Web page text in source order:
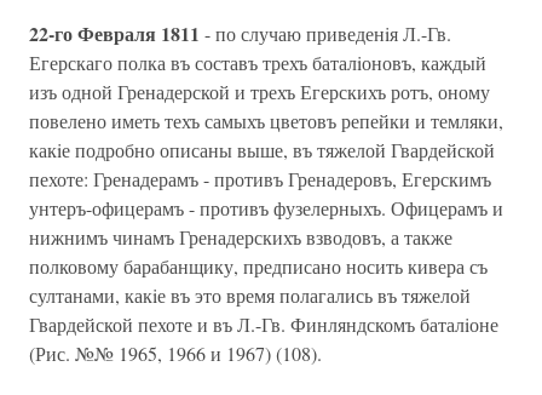
22-го Февраля 1811 - по случаю приведенiя Л.-Гв.
Егерскаго полка въ составъ трехъ баталiоновъ, каждый
изъ одной Гренадерской и трехъ Егерскихъ ротъ, оному
повелено иметь техъ самыхъ цветовъ репейки и темляки,
какiе подробно описаны выше, въ тяжелой Гвардейской
пехоте: Гренадерамъ - противъ Гренадеровъ, Егерскимъ
унтеръ-офицерамъ - противъ фузелерныхъ. Офицерамъ и
нижнимъ чинамъ Гренадерскихъ взводовъ, а также
полковому барабанщику, предписано носить кивера съ
султанами, какiе въ это время полагались въ тяжелой
Гвардейской пехоте и въ Л.-Гв. Финляндскомъ баталiоне
(Рис. №№ 1965, 1966 и 1967) (108).